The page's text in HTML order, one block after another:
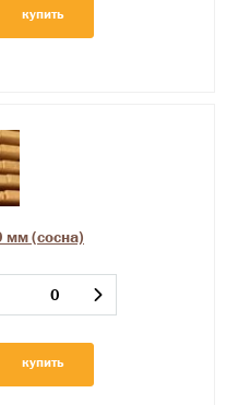
купить
(сосна)
купить